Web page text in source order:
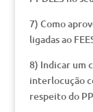
7) Como
ligadas ao
8) Indicar um
interlocução
respeito do